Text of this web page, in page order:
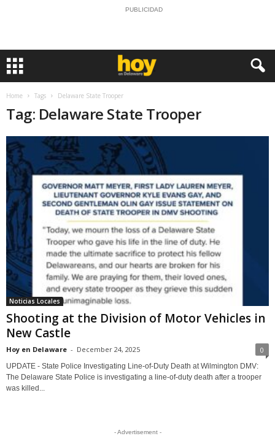
PUBLICIDAD
Home Tags Delaware State Trooper
Tag: Delaware State Trooper
Noticias Locales
Shooting at the Division of Motor Vehicles in
New Castle
Hoy en Delaware - December 24, 2025 0
UPDATE - State Police Investigating Line-of-Duty Death at Wilmington DMV:
The Delaware State Police is investigating a line-of-duty death after a trooper
was killed...
- Advertisement -